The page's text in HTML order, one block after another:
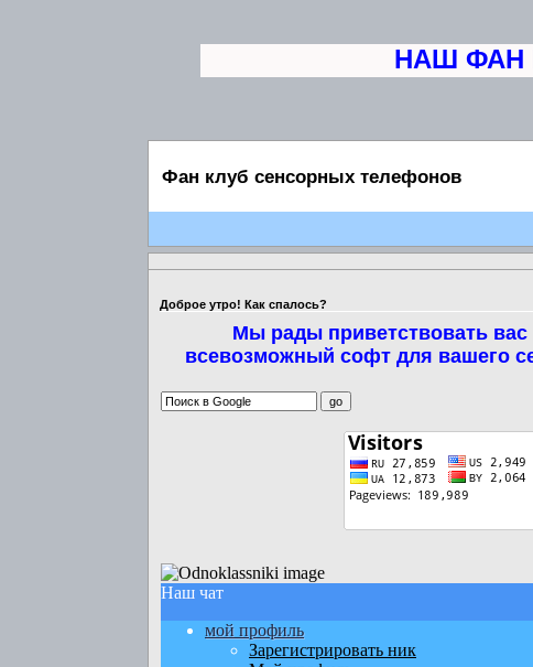
НАШ ФАН
Фан клуб сенсорных телефонов
Доброе утро! Как спалось?
Мы рады приветствовать
всевозможный софт для вашего